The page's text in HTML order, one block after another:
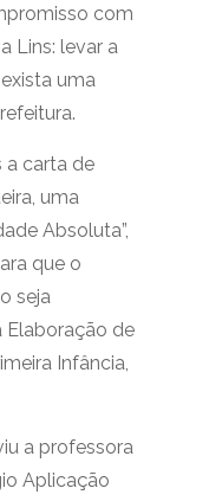
com
Lins: levar a
uma
a carta de
uma
Absoluta”,
que o
seja
Elaboração de
Infância,
a professora
Aplicação